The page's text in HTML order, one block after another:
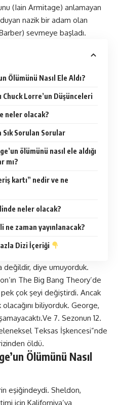
(Iain Armitage) anlamayan
nazik bir adam olan
sevmeye başladı.
Ölümünü Nasıl Ele Aldı?
Chuck Lorre’un Düşünceleri
neler olacak?
Sık Sorulan Sorular
ölümünü nasıl ele aldığı
mı?
kartı” nedir ve ne
neler olacak?
ne zaman yayınlanacak?
Dizi İçeriği
diye umuyorduk.
The Big Bang Theory’de
çok şeyi değiştirdi. Ancak
biliyorduk. George,
7. Sezonun 12.
Teksas İşkencesi”nde
öldü.
Ölümünü Nasıl
eşiğindeydi. Sheldon,
için Kaliforniya’ya